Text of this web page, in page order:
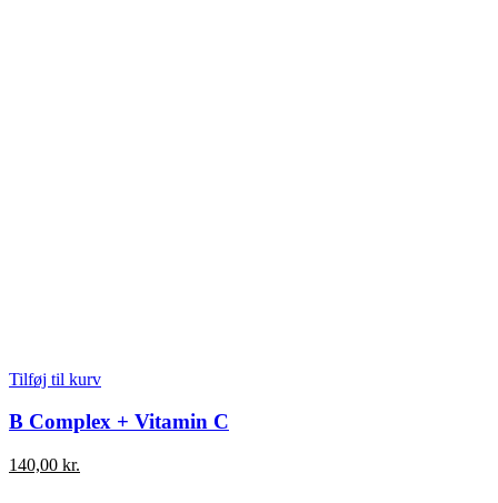
Tilføj til kurv
B Complex + Vitamin C
140,00 kr.